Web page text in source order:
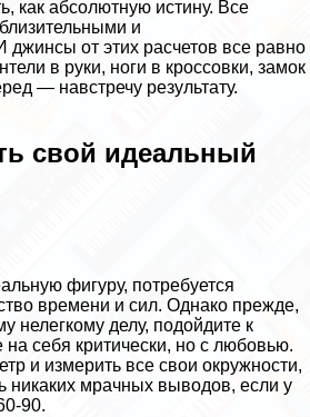
как абсолютную истину. Все
и
от этих расчетов все равно
в руки, ноги в кроссовки, замок
— навстречу результату.
свой идеальный
фигуру, потребуется
времени и сил. Однако прежде,
нелегкому делу, подойдите к
на себя критически, но с любовью.
и измерить все свои окружности,
никаких мрачных выводов, если у
90.